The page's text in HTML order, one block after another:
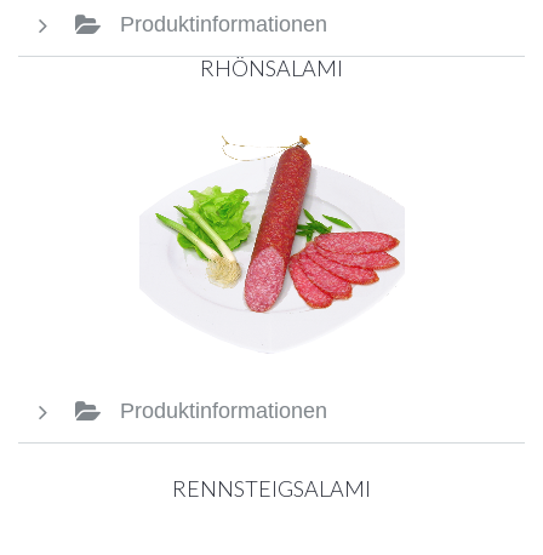
Produktinformationen
RHÖNSALAMI
Produktinformationen
RENNSTEIGSALAMI